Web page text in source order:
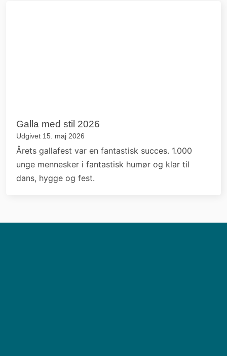
Galla med stil 2026
Udgivet 15. maj 2026
Årets gallafest var en fantastisk succes. 1.000
unge mennesker i fantastisk humør og klar til
dans, hygge og fest.